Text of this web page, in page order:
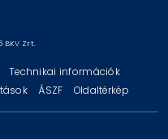
BKV Zrt.
Technikai információk
ÁSZF Oldaltérkép